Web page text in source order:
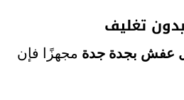
عفش بجدة جدة مجهزًا فإن